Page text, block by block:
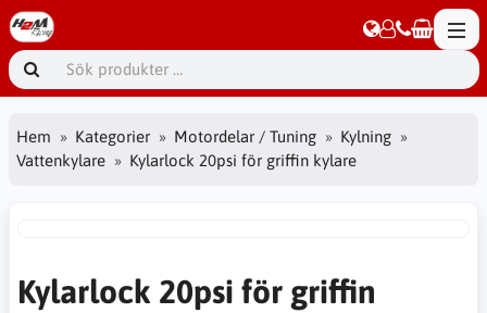
Hem Kategorier Motordelar / Tuning
Kylning
Vattenkylare
Kylarlock 20psi för griffin kylare
Kylarlock 20psi för griffin